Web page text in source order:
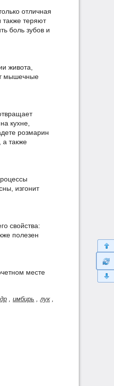
отличная
теряют
боль зубов и
живота,
мышечные
кухне,
розмарин
а также
изгонит
свойства:
полезен
месте
, имбирь ,лук,